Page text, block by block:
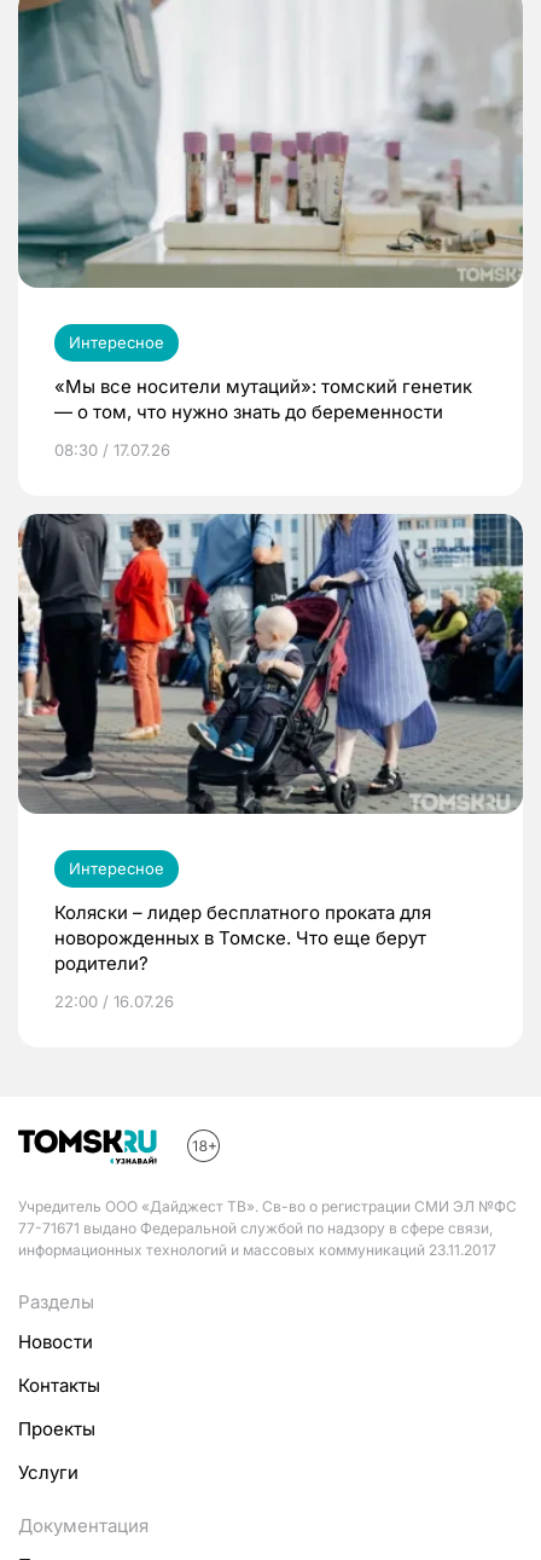
Интересное
«Мы все носители мутаций»: томский генетик
— о том, что нужно знать до беременности
08:30 / 17.07.26
Интересное
Коляски – лидер бесплатного проката для
новорожденных в Томске. Что еще берут
родители?
22:00 / 16.07.26
Учредитель ООО «Дайджест ТВ». Св-во о регистрации СМИ ЭЛ №ФС
77-71671 выдано Федеральной службой по надзору в сфере связи,
информационных технологий и массовых коммуникаций 23.11.2017
Разделы
Новости
Контакты
Проекты
Услуги
Документация